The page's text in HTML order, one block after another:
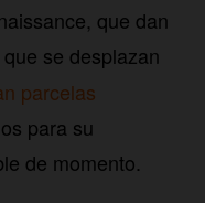
que dan
se desplazan
parcelas
para su
de momento.